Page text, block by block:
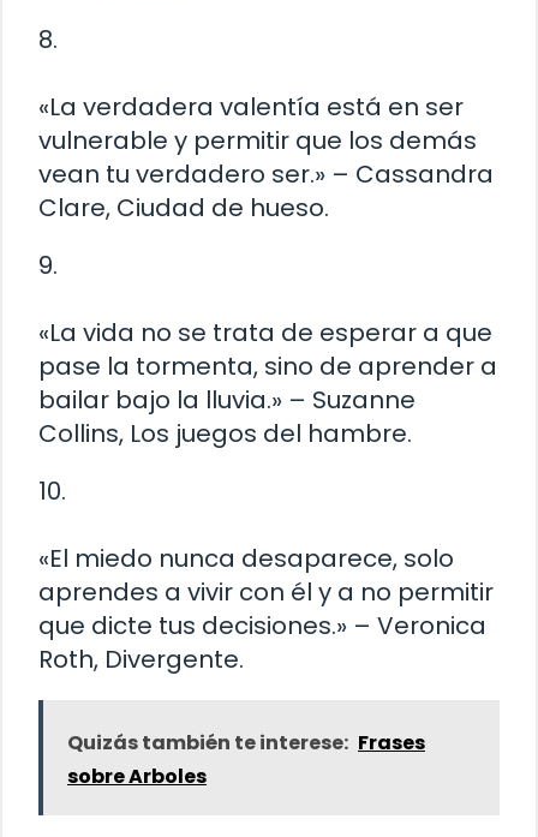
8.
«La verdadera valentía está en ser
vulnerable y permitir que los demás
vean tu verdadero ser.» – Cassandra
Clare, Ciudad de hueso.
9.
«La vida no se trata de esperar a que
pase la tormenta, sino de aprender a
bailar bajo la lluvia.» – Suzanne
Collins, Los juegos del hambre.
10.
«El miedo nunca desaparece, solo
aprendes a vivir con él y a no permitir
que dicte tus decisiones.» – Veronica
Roth, Divergente.
Quizás también te interese: Frases
sobre Arboles